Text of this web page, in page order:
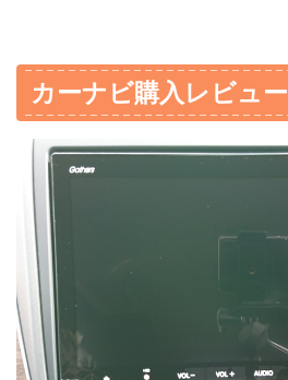
カーナビ購入レビュー